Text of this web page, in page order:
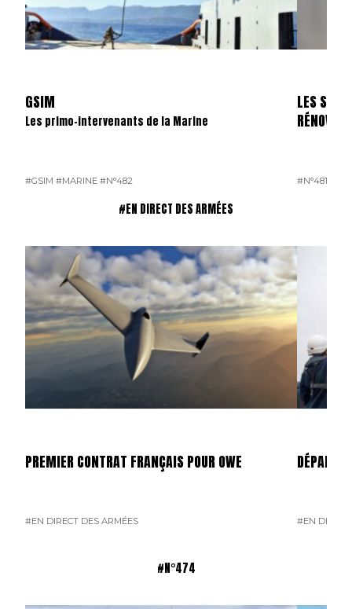
GSIM
Les primo-intervenants de la Marine
#GSIM #MARINE #N°482
LES
RÉNOVÉS
#N°481
#EN DIRECT DES ARMÉES
PREMIER CONTRAT FRANÇAIS POUR OWE
#EN DIRECT DES ARMÉES
DÉPART
#EN
#N°474